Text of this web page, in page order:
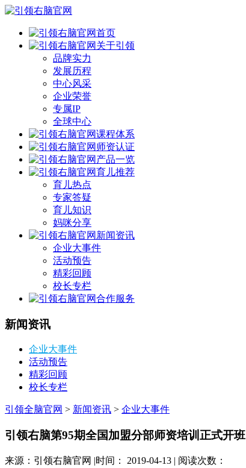
首页
关于引领
品牌实力
发展历程
中心风采
企业荣誉
专属IP
全球中心
课程体系
师资认证
产品一览
育儿推荐
育儿热点
专家答疑
育儿知识
妈咪分享
新闻资讯
企业大事件
活动预告
精彩回顾
校长专栏
合作服务
新闻资讯
企业大事件
活动预告
精彩回顾
校长专栏
引领全脑官网 > 新闻资讯 > 企业大事件
引领右脑第95期全国加盟分部师资培训正式开班
来源：引领右脑官网 |时间： 2019-04-13 | 阅读次数：